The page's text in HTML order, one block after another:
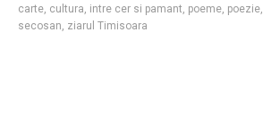
carte, cultura, intre cer si pamant, poeme, poezie,
secosan, ziarul Timisoara